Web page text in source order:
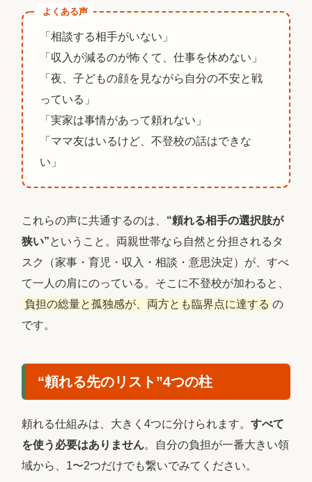
よくある声
「相談する相手がいない」
「収入が減るのが怖くて、仕事を休めない」
「夜、子どもの顔を見ながら自分の不安と戦
っている」
「実家は事情があって頼れない」
「ママ友はいるけど、不登校の話はできな
い」
これらの声に共通するのは、 “頼れる相手の選択肢が
狭い”ということ。両親世帯なら自然と分担されるタ
スク（家事・育児・収入・相談・意思決定）が、すべ
て一人の肩にのっている。そこに不登校が加わると、
負担の総量と孤独感が、両方とも臨界点に達する の
です。
“頼れる先のリスト”4つの柱
頼れる仕組みは、大きく4つに分けられます。 すべて
を使う必要はありません。自分の負担が一番大きい領
域から、1〜2つだけでも繋いでみてください。